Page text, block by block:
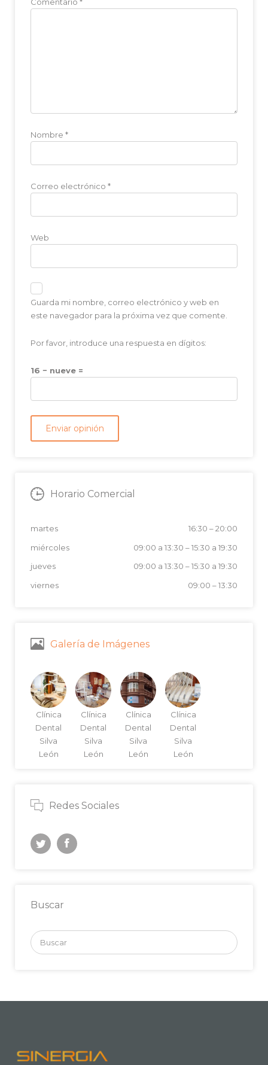
Nombre *
Correo electrónico *
Web
Guarda mi nombre, correo electrónico y web en
este navegador para la próxima vez que comente.
Por favor, introduce una respuesta en dígitos:
16 − nueve =
Horario Comercial
martes 16:30 –20:00
miércoles
09:00 a 13:30 –15:30 a 19:30
jueves
09:00 a 13:30 –15:30 a 19:30
viernes
09:00 –13:30
Galería de Imágenes
Clínica
Dental
Silva
León
Clínica
Dental
Silva
León
Clínica
Dental
Silva
León
Clínica
Dental
Silva
León
Redes Sociales
Buscar
Buscar
por: